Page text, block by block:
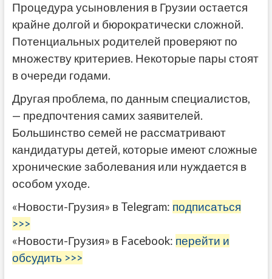
Процедура усыновления в Грузии остается
крайне долгой и бюрократически сложной.
Потенциальных родителей проверяют по
множеству критериев. Некоторые пары стоят
в очереди годами.
Другая проблема, по данным специалистов,
— предпочтения самих заявителей.
Большинство семей не рассматривают
кандидатуры детей, которые имеют сложные
хронические заболевания или нуждается в
особом уходе.
«Новости-Грузия» в Telegram: подписаться
>>>
«Новости-Грузия» в Facebook: перейти и
обсудить >>>